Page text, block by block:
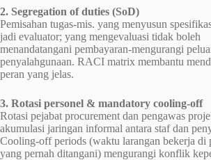
2. Segregation of duties (SoD)
Pemisahan tugas-mis. yang menyusun
jadi evaluator; yang mengevaluasi tidak boleh
menandatangani pembayaran-mengurangi
penyalahgunaan. RACI matrix membantu
peran yang jelas.
3. Rotasi personel & mandatory cooling-off
Rotasi pejabat procurement dan pengawas
akumulasi jaringan informal antara staf dan
Cooling-off periods (waktu larangan bekerja di
yang pernah ditangani) mengurangi konflik